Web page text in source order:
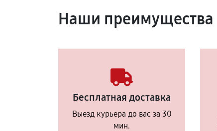
Наши преимущества
Бесплатная доставка
Выезд курьера до вас за 30
мин.